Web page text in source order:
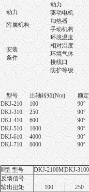
动力
动力
驱动电机
附属机构
加热器
手动机构
安装
条件
环境温度
相对湿度
环境气体
接线口
防护等级
型号 出轴转矩(Nm) 额
DKJ-210
100 90°
DKJ-310
250 90°
DKJ-410
600 90°
DKJ-510
1600 90°
DKJ-610
4000 90°
DKJ-710
6000 90°
Ⅲ型 型号 DKJ-2100MDKJ-
反馈信号
输出扭矩
100 250